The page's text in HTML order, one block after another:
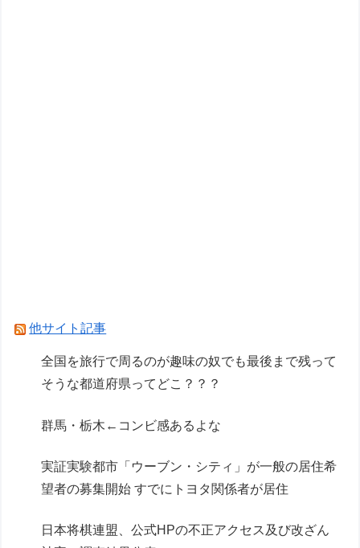
【リコリス・リコイル】セガ「錦木千束」と「井
ノ上たきな」 STREET SNAP プライズフィギュ
ア【彩色原型公開】
他サイト記事
全国を旅行で周るのが趣味の奴でも最後まで残って
そうな都道府県ってどこ？？？
群馬・栃木←コンビ感あるよな
実証実験都市「ウーブン・シティ」が一般の居住希
望者の募集開始 すでにトヨタ関係者が居住
日本将棋連盟、公式HPの不正アクセス及び改ざん